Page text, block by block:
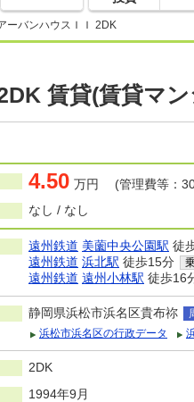
ーバンハウスＩＩ 2DK
賃貸(賃貸マ
4.50 万円 (管理費等：
なし / なし
遠州鉄道 美薗中央公園駅 徒
遠州鉄道 浜北駅 徒歩15分
遠州鉄道 遠州小林駅 徒歩16
静岡県浜松市浜名区貴布祢
浜松市浜名区の行政データ
2DK
1994年9月